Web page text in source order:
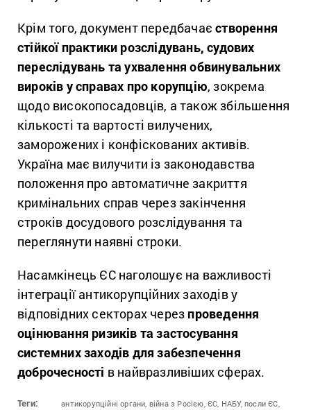
Крім того, документ передбачаєстворення
стійкої практики розслідувань, судових
переслідувань та ухвалення обвинувальних
вироків у справах про корупцію, зокрема
щодо високопосадовців, а також збільшення
кількості та вартості вилучених,
заморожених і конфіскованих активів.
Україна має вилучити із законодавства
положення про автоматичне закриття
кримінальних справ через закінчення
строків досудового розслідування та
переглянути наявні строки.
Насамкінець ЄС наголошує на важливості
інтеграції антикорупційних заходів у
відповідних секторах через проведення
оцінювання ризиків та застосування
системних заходів для забезпечення
доброчесності в найвразливіших сферах.
Теги: антикорупційні органи, війна з Росією, ЄС, НАБУ, посли ЄС,